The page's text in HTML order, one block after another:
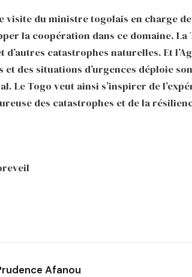
visite du ministre togolais en charge
la coopération dans ce domaine.
d’autres catastrophes naturelles. Et
et des situations d’urgences déploie
Le Togo veut ainsi s’inspirer de
des catastrophes et de la
Afanou